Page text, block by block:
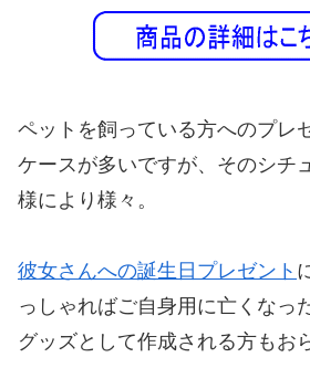
ペットを飼っている方へのプレ
ケースが多いですが、そのシチ
様により様々。
彼女さんへの誕生日プレゼント
っしゃればご自身用に亡くなっ
グッズとして作成される方もお